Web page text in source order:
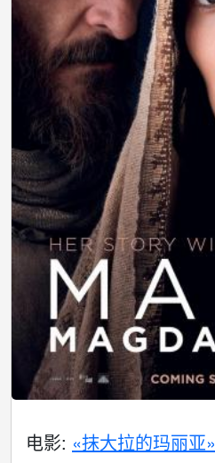
电影: «抹大拉的玛丽亚»